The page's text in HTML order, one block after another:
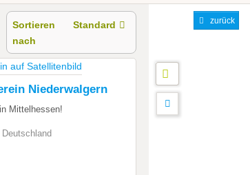
Sortieren
nach
Standard
Niederwalgern
Mittelhessen!
zurück